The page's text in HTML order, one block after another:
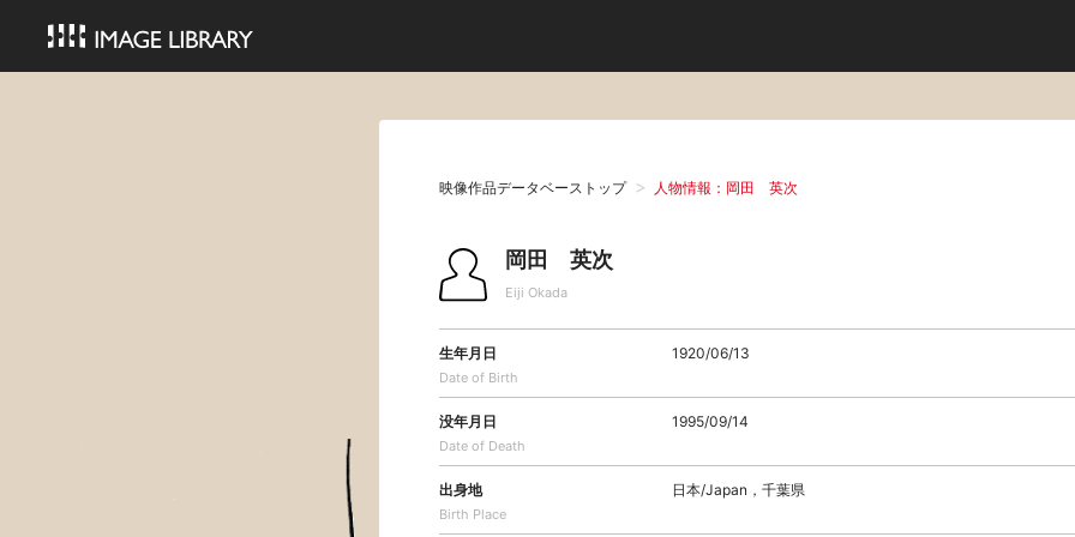
映像作品データベーストップ 人物情報：岡田 英次
岡田 英次
Eiji Okada
生年月日
Date of Birth
1920/06/13
没年月日
Date of Death
1995/09/14
出身地
Birth Place
日本/Japan，千葉県